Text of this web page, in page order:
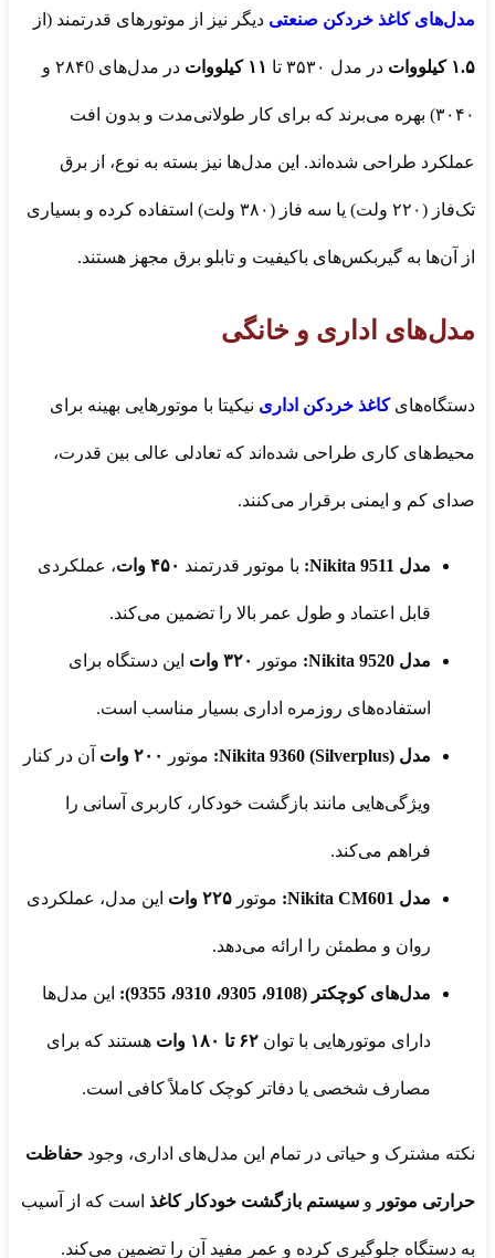
مدل‌های کاغذ خردکن صنعتی دیگر نیز از موتورهای قدرتمند (از
۱.۵ کیلووات در مدل ۳۵۳۰ تا ۱۱ کیلووات در مدل‌های ۲۸۴0 و
۳۰۴۰) بهره می‌برند که برای کار طولانی‌مدت و بدون افت
عملکرد طراحی شده‌اند. این مدل‌ها نیز بسته به نوع، از برق
تک‌فاز (۲۲۰ ولت) یا سه فاز (۳۸۰ ولت) استفاده کرده و بسیاری
از آن‌ها به گیربکس‌های باکیفیت و تابلو برق مجهز هستند.
مدل‌های اداری و خانگی
دستگاه‌هایکاغذ خردکن اداری نیکیتا با موتورهایی بهینه برای
محیط‌های کاری طراحی شده‌اند که تعادلی عالی بین قدرت،
صدای کم و ایمنی برقرار می‌کنند.
مدل Nikita 9511: با موتور قدرتمند ۴۵۰ وات ، عملکردی
قابل اعتماد و طول عمر بالا را تضمین می‌کند.
مدل Nikita 9520: موتور ۳۲۰ وات این دستگاه برای
استفاده‌های روزمره اداری بسیار مناسب است.
مدل Nikita 9360 (Silverplus): موتور ۲۰۰ وات آن در کنار
ویژگی‌هایی مانند بازگشت خودکار، کاربری آسانی را
فراهم می‌کند.
مدل Nikita CM601: موتور ۲۲۵ وات این مدل، عملکردی
روان و مطمئن را ارائه می‌دهد.
مدل‌های کوچکتر (9108، 9305، 9310، 9355): این مدل‌ها
دارای موتورهایی با توان ۶۲ تا ۱۸۰ وات هستند که برای
مصارف شخصی یا دفاتر کوچک کاملاً کافی است.
نکته مشترک و حیاتی در تمام این مدل‌های اداری، وجود حفاظت
حرارتی موتور و سیستم بازگشت خودکار کاغذ است که از آسیب
به دستگاه جلوگیری کرده و عمر مفید آن را تضمین می‌کند.